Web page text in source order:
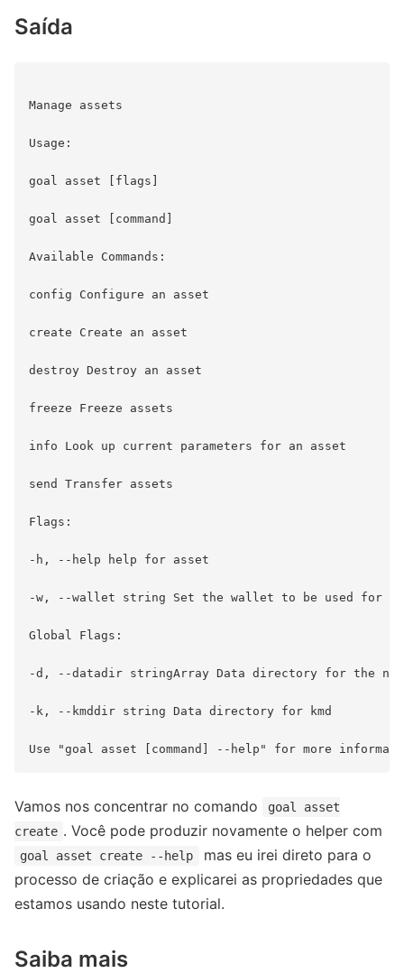
Saída
Manage assets
Usage:
goal asset [flags]
goal asset [command]
Available Commands:
config Configure an asset
create Create an asset
destroy Destroy an asset
freeze Freeze assets
info Look up current parameters for an asset
send Transfer assets
Flags:
-h, --help help for asset
-w, --wallet string Set the wallet to be used for
Global Flags:
-d, --datadir stringArray Data directory for the
-k, --kmddir string Data directory for kmd
Vamos nos concentrar no comando
goal asset
create . Você pode produzir novamente o helper com
goal asset create --help
mas eu irei direto para o
processo de criação e explicarei as propriedades que
estamos usando neste tutorial.
Saiba mais